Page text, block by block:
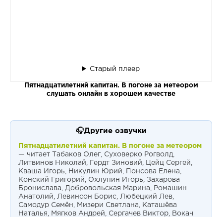
Старый плеер
Пятнадцатилетний капитан. В погоне за метеором
слушать онлайн в хорошем качестве
🎧Другие озвучки
Пятнадцатилетний капитан. В погоне за метеором
— читает Табаков Олег, Суховерко Рогволд,
Литвинов Николай, Гердт Зиновий, Цейц Сергей,
Кваша Игорь, Никулин Юрий, Понсова Елена,
Конский Григорий, Охлупин Игорь, Захарова
Бронислава, Добровольская Марина, Ромашин
Анатолий, Левинсон Борис, Любецкий Лев,
Самодур Семён, Мизери Светлана, Каташёва
Наталья, Мягков Андрей, Сергачев Виктор, Вокач